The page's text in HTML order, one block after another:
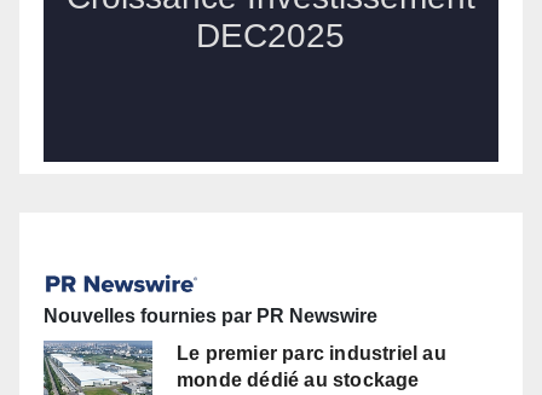
Nouvelles fournies par PR Newswire
Le premier parc industriel au
monde dédié au stockage